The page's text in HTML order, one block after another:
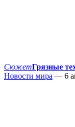
СюжетГрязные
Новости мира — 6